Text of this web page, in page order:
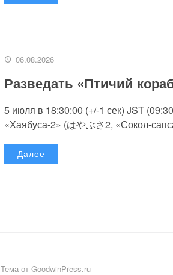
06.08.2026
Разведать «Птичий
5 июля в 18:30:00 (+/-1 сек) JST
«Хаябуса-2» (はやぶさ2, «Сокол-
Далее
Тема от GoodwinPress.ru